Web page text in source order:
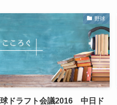
野球
ドラフト会議2016 中日ド